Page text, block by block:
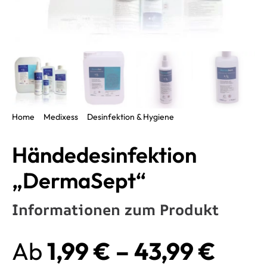
Home Medixess
Desinfektion & Hygiene
Händedesinfektion
„DermaSept“
Informationen zum Produkt
Ab1,99€ – 43,99€